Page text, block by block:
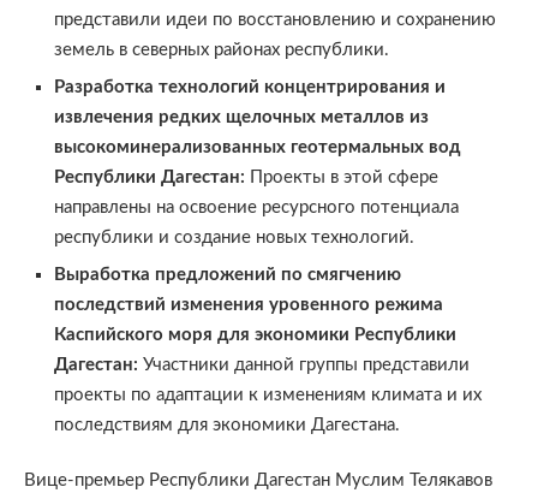
представили идеи по восстановлению и сохранению
земель в северных районах республики.
Разработка технологий концентрирования и
извлечения редких щелочных металлов из
высокоминерализованных геотермальных вод
Республики Дагестан: Проекты в этой сфере
направлены на освоение ресурсного потенциала
республики и создание новых технологий.
Выработка предложений по смягчению
последствий изменения уровенного режима
Каспийского моря для экономики Республики
Дагестан: Участники данной группы представили
проекты по адаптации к изменениям климата и их
последствиям для экономики Дагестана.
Вице-премьер Республики Дагестан Муслим Телякавов